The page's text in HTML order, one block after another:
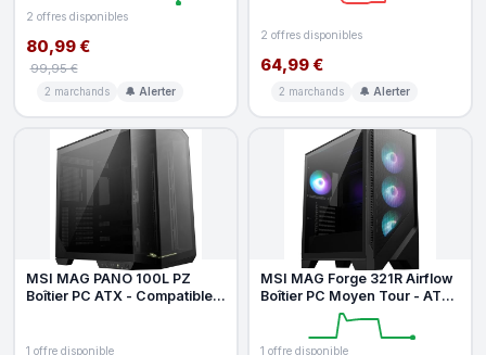
2 offres disponibles
80,99 €
99,95 €
2 marchands 🔔 Alerter
2 offres disponibles
64,99 €
2 marchands 🔔 Alerter
MSI MAG PANO 100L PZ
Boîtier PC ATX - Compatible
1 offre disponible
MSI MAG Forge 321R Airflow
Boîtier PC Moyen Tour - ATX,
Compatible avec Les GPU
1 offre disponible